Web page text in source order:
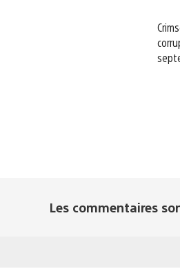
Les commentaires